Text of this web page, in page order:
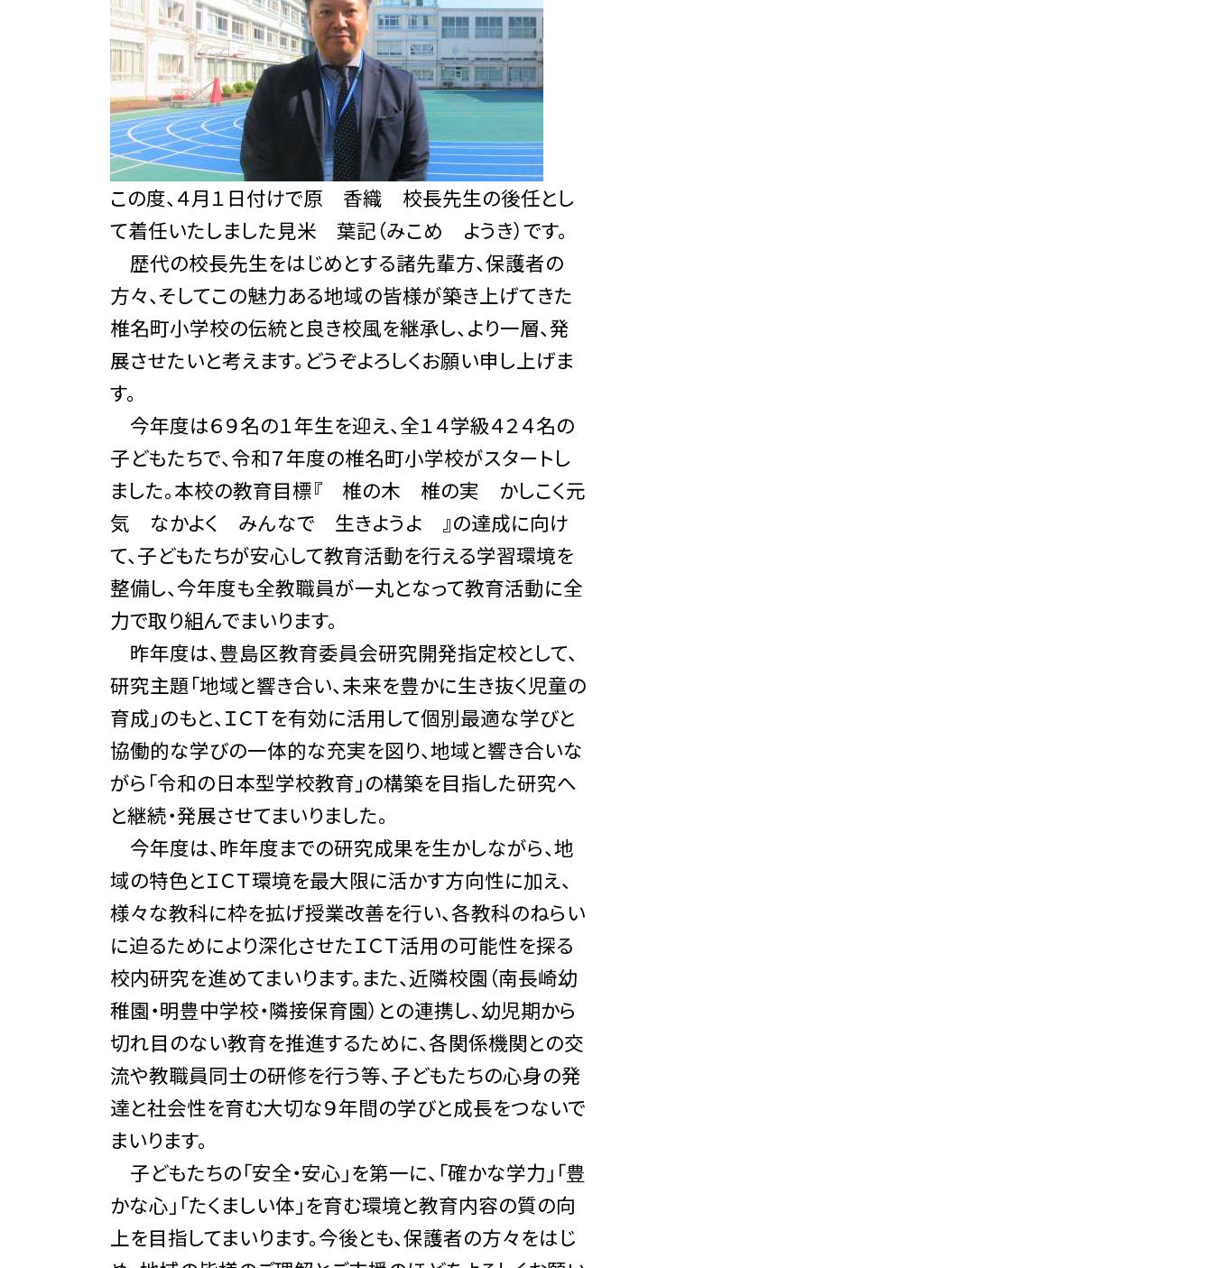
この度、４月１日付けで原 香織 校長先生の後任とし
て着任いたしました見米 葉記（みこめ ようき）です。
歴代の校長先生をはじめとする諸先輩方、保護者の
方々、そしてこの魅力ある地域の皆様が築き上げてきた
椎名町小学校の伝統と良き校風を継承し、より一層、発
展させたいと考えます。どうぞよろしくお願い申し上げま
す。
今年度は６９名の１年生を迎え、全１４学級４２４名の
子どもたちで、令和７年度の椎名町小学校がスタートし
ました。本校の教育目標『 椎の木 椎の実 かしこく元
気 なかよく みんなで 生きようよ 』の達成に向け
て、子どもたちが安心して教育活動を行える学習環境を
整備し、今年度も全教職員が一丸となって教育活動に全
力で取り組んでまいります。
昨年度は、豊島区教育委員会研究開発指定校として、
研究主題「地域と響き合い、未来を豊かに生き抜く児童の
育成」のもと、ＩＣＴを有効に活用して個別最適な学びと
協働的な学びの一体的な充実を図り、地域と響き合いな
がら「令和の日本型学校教育」の構築を目指した研究へ
と継続・発展させてまいりました。
今年度は、昨年度までの研究成果を生かしながら、地
域の特色とＩＣＴ環境を最大限に活かす方向性に加え、
様々な教科に枠を拡げ授業改善を行い、各教科のねらい
に迫るためにより深化させたＩＣＴ活用の可能性を探る
校内研究を進めてまいります。また、近隣校園（南長崎幼
稚園・明豊中学校・隣接保育園）との連携し、幼児期から
切れ目のない教育を推進するために、各関係機関との交
流や教職員同士の研修を行う等、子どもたちの心身の発
達と社会性を育む大切な９年間の学びと成長をつないで
まいります。
子どもたちの「安全・安心」を第一に、「確かな学力」「豊
かな心」「たくましい体」を育む環境と教育内容の質の向
上を目指してまいります。今後とも、保護者の方々をはじ